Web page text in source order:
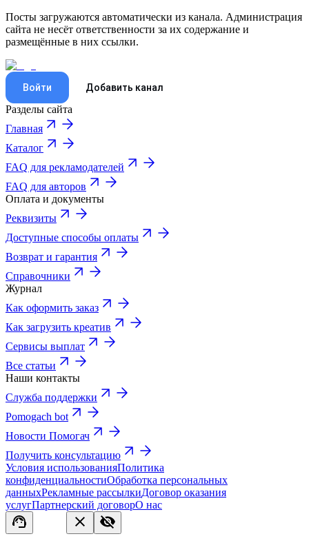
Посты загружаются автоматически из канала. Администрация
сайта не несёт ответственности за их содержание и
размещённые в них ссылки.
Войти Добавить канал
Разделы сайта
Главная
Каталог
FAQ для рекламодателей
FAQ для авторов
Оплата и документы
Реквизиты
Доступные способы оплаты
Возврат и гарантия
Справочники
Журнал
Как оформить заказ
Как загрузить креатив
Сервисы выплат
Все статьи
Наши контакты
Служба поддержки
Pomogach bot
Новости Помогач
Получить консультацию
Условия использованияПолитика
конфиденциальностиОбработка персональных
данныхРекламные рассылкиДоговор оказания
услугПартнерский договорО нас